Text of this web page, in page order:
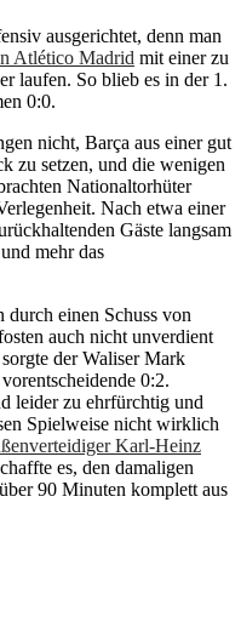
ausgerichtet, denn man
Atlético Madrid mit einer zu
laufen. So blieb es in der 1.
0:0.
nicht, Barça aus einer gut
zu setzen, und die wenigen
Nationaltorhüter
Nach etwa einer
Gäste langsam
mehr das
einen Schuss von
auch nicht unverdient
der Waliser Mark
0:2.
leider zu ehrfürchtig und
Spielweise nicht wirklich
Karl-Heinz
es, den damaligen
90 Minuten komplett aus